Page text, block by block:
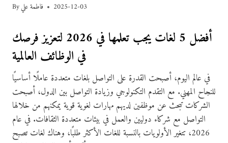
Byفاطمة علي 2025-12-03
أفضل 5 لغات يجب تعلمها في 2026 لتعزيز فرصك
في الوظائف العالمية
في عالم اليوم، أصبحت القدرة على التواصل بلغات متعددة عاملًا أساسيًا
للنجاح المهني. مع التقدم التكنولوجي وزيادة التواصل بين الدول، أصبحت
الشركات تبحث عن موظفين لديهم مهارات لغوية قوية يمكنهم من خلالها
التواصل مع شركاء دوليين والعمل في بيئات متعددة الثقافات. في عام
2026، تتغير الأولويات بالنسبة للغات الأكثر طلبًا، وهناك لغات تصبح